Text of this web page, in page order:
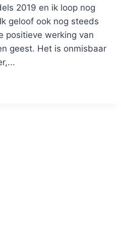
2019 en ik loop nog
geloof ook nog steeds
positieve werking van
geest. Het is onmisbaar